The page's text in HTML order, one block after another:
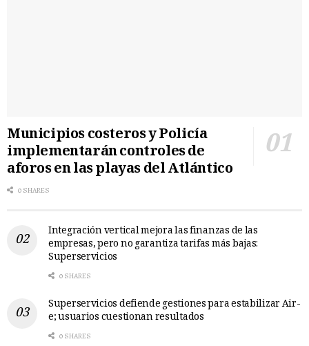
Municipios costeros y Policía
implementarán controles de
aforos en las playas del Atlántico
0 SHARES
Integración vertical mejora las finanzas de las
empresas, pero no garantiza tarifas más bajas:
Superservicios
0 SHARES
Superservicios defiende gestiones para estabilizar Air-
e; usuarios cuestionan resultados
0 SHARES